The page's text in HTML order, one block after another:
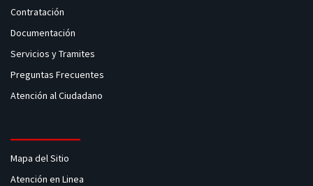
Contratación
Documentación
Servicios y Tramites
Preguntas Frecuentes
Atención al Ciudadano
Mapa del Sitio
Atención en Linea